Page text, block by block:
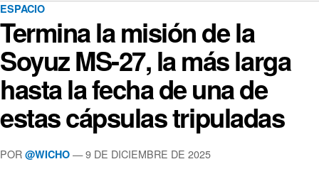
ESPACIO
Termina la misión de la
Soyuz MS-27, la más larga
hasta la fecha de una de
estas cápsulas tripuladas
POR @WICHO — 9 DE DICIEMBRE DE 2025